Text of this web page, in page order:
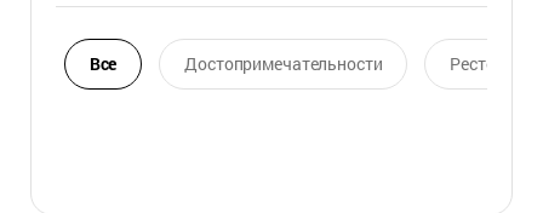
Все Достопримечательности Ресторан